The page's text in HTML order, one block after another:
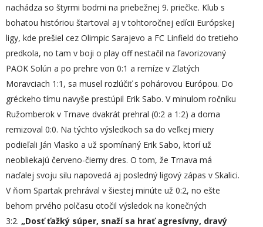
nachádza so štyrmi bodmi na priebežnej 9. priečke. Klub s
bohatou históriou štartoval aj v tohtoročnej edícii Európskej
ligy, kde prešiel cez Olimpic Sarajevo a FC Linfield do tretieho
predkola, no tam v boji o play off nestačil na favorizovaný
PAOK Solún a po prehre von 0:1 a remíze v Zlatých
Moravciach 1:1, sa musel rozlúčiť s pohárovou Európou. Do
gréckeho tímu navyše prestúpil Erik Sabo. V minulom ročníku
Ružomberok v Trnave dvakrát prehral (0:2 a 1:2) a doma
remizoval 0:0. Na týchto výsledkoch sa do veľkej miery
podieľali Ján Vlasko a už spomínaný Erik Sabo, ktorí už
neobliekajú červeno-čierny dres. O tom, že Trnava má
naďalej svoju silu napovedá aj posledný ligový zápas v Skalici.
V ňom Spartak prehrával v šiestej minúte už 0:2, no ešte
behom prvého polčasu otočil výsledok na konečných
3:2. „Dosť ťažký súper, snaží sa hrať agresívny, dravý